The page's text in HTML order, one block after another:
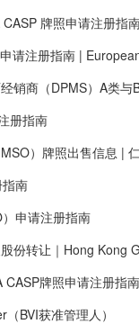
牌照申请注册指
请注册指南 |
销商（DPMS）A类与
册指南
）牌照出售信息 |
南
申请注册指南
份转让｜Hong Kong
牌照申请注册指南
BVI获准管理人）